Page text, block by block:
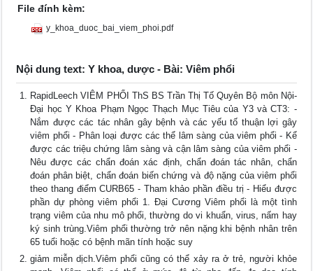
File đính kèm:
y_khoa_duoc_bai_viem_phoi.pdf
Nội dung text: Y khoa, dược - Bài: Viêm phổi
RapidLeech VIÊM PHỔI ThS BS Trần Thị Tố Quyên Bộ môn Nội-
Đại học Y Khoa Phạm Ngọc Thạch Mục Tiêu của Y3 và CT3: -
Nắm được các tác nhân gây bệnh và các yếu tố thuận lợi gây
viêm phổi - Phân loại được các thể lâm sàng của viêm phổi - Kể
được các triệu chứng lâm sàng và cận lâm sàng của viêm phổi -
Nêu được các chẩn đoán xác định, chẩn đoán tác nhân, chẩn
đoán phân biệt, chẩn đoán biến chứng và độ nặng của viêm phổi
theo thang điểm CURB65 - Tham khảo phần điều trị - Hiểu được
phần dự phòng viêm phổi 1. Đại Cương Viêm phổi là một tình
trạng viêm của nhu mô phổi, thường do vi khuẩn, virus, nấm hay
ký sinh trùng.Viêm phổi thường trở nên nặng khi bệnh nhân trên
65 tuổi hoặc có bệnh mãn tính hoặc suy
giảm miễn dịch.Viêm phổi cũng có thể xảy ra ở trẻ, người khỏe